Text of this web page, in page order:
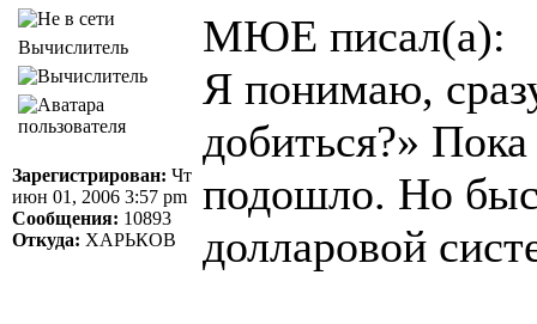
Вычислитель
Зарегистрирован: Чт
июн 01, 2006 3:57 pm
Сообщения: 10893
Откуда: ХАРЬКОВ
МЮЕ писал(а):
Я понимаю,
добиться?»
подошло. Но
долларовой